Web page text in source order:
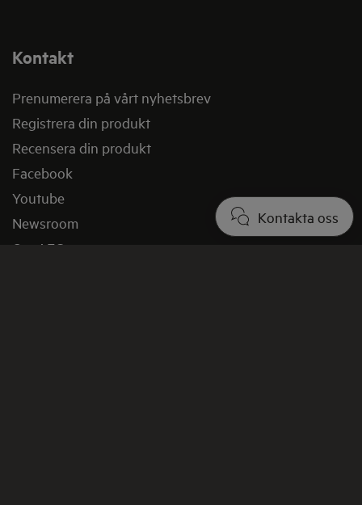
Kontakta oss
Kontakt
Prenumerera på vårt nyhetsbrev
Registrera din produkt
Recensera din produkt
Facebook
Youtube
Newsroom
Om AEG